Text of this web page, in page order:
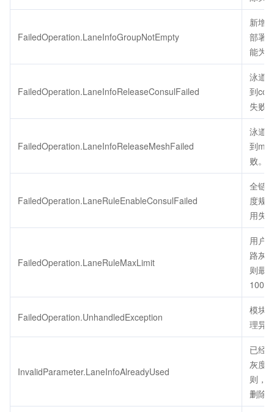
FailedOperation.LaneInfoGroupNotEmpty
新增
部署
能为
FailedOperation.LaneInfoReleaseConsulFailed
泳道
到
失败
FailedOperation.LaneInfoReleaseMeshFailed
泳道
到
败。
FailedOperation.LaneRuleEnableConsulFailed
全链
度规
用失
FailedOperation.LaneRuleMaxLimit
用户
路灰
则最
1000
FailedOperation.UnhandledException
模块
理异
InvalidParameter.LaneInfoAlreadyUsed
已经
灰度
则，
删除